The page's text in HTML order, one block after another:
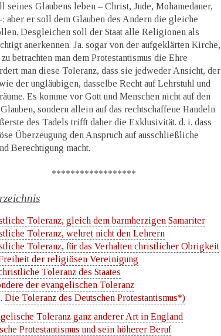
seines Glaubens leben – Christ, Jude, Mohamedaner,
aber er soll dem Glauben des Andern die gleiche
Desgleichen soll der Staat alle Religionen als
anerkennen. Ja. sogar von der aufgeklärten Kirche,
betrachten man dem Protestantismus die Ehre
man diese Toleranz, dass sie jedweder Ansicht, der
der ungläubigen, dasselbe Recht auf Lehrstuhl und
Es komme vor Gott und Menschen nicht auf den
sondern allein auf das rechtschaffene Handeln
des Tadels trifft daher die Exklusivität. d. i. dass
Überzeugung den Anspruch auf ausschließliche
Berechtigung macht.
Toleranz, gleich dem barmherzigen Samariter
Toleranz, wehret nicht den Lehrern
Toleranz, für das Verhalten christlicher Obrigkeit
der religiösen Vereinigung
Toleranz des Staates
der evangelischen Toleranz
Die Toleranz des Deutschen Protestantismus*)
Toleranz ganz anderer Art in England
Protestantismus und sein höherer Beruf